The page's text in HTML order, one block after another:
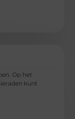
Op het
kunt